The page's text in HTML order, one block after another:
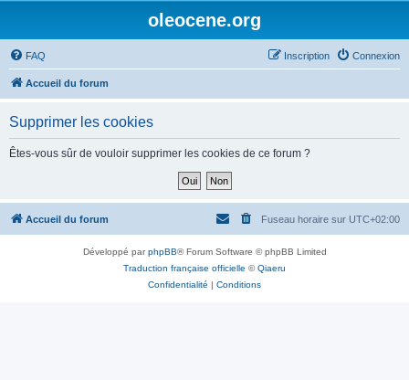
oleocene.org
FAQ Connexion
Inscription
Accueil du forum
Supprimer les cookies
Êtes-vous sûr de vouloir supprimer les cookies de ce forum ?
Accueil du forum Fuseau horaire sur UTC+02:00
Développé parphpBB® Forum Software © phpBB Limited
Traduction française officielle ©Qiaeru
Confidentialité | Conditions